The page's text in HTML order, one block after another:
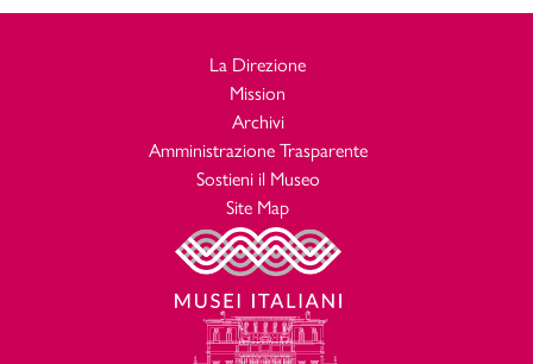
La Direzione
Mission
Archivi
Amministrazione Trasparente
Sostieni il Museo
Site Map